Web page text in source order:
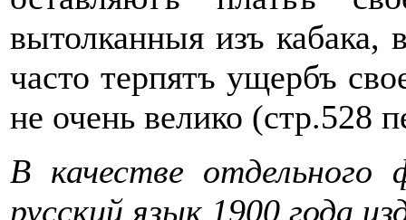
вытолканныя​ изъ кабака,
часто терпятъ ущербъ
не очень велико (стр.528
В качестве отдельного
русский язык 1900 года